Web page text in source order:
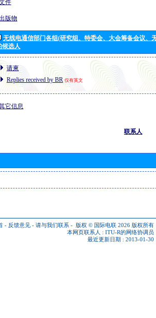
件
版物
无线电通信部门各组(研究组、特委会、大会筹备会议、
候选人
请柬
Replies received by BR 仅有英文
它信息
联系人
- 反馈意见 - 请与我们联系 - 版权 © 国际电联 2026 版权所有
本网页联系人 : ITU-R的网络协调员
最近更新日期 : 2013-01-30